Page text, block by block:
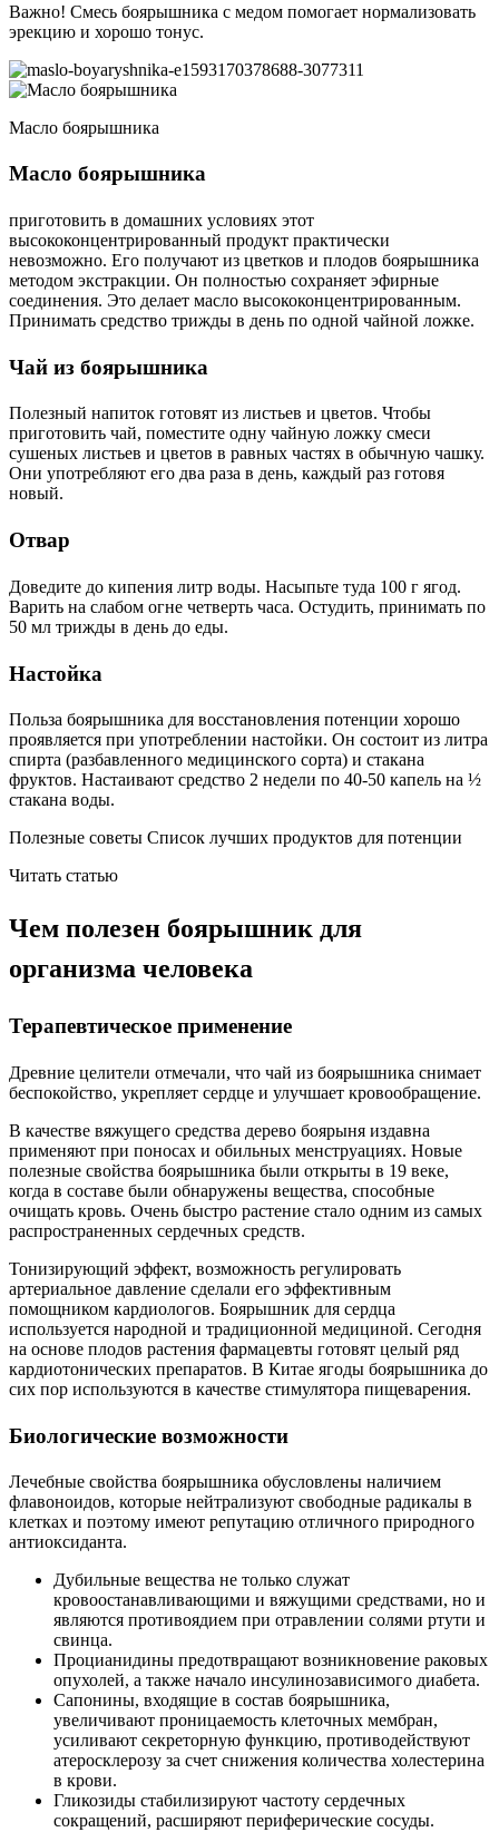
Важно! Смесь боярышника с медом помогает нормализовать
эрекцию и хорошо тонус.
Масло боярышника
Масло боярышника
приготовить в домашних условиях этот
высококонцентрированный продукт практически
невозможно. Его получают из цветков и плодов боярышника
методом экстракции. Он полностью сохраняет эфирные
соединения. Это делает масло высококонцентрированным.
Принимать средство трижды в день по одной чайной ложке.
Чай из боярышника
Полезный напиток готовят из листьев и цветов. Чтобы
приготовить чай, поместите одну чайную ложку смеси
сушеных листьев и цветов в равных частях в обычную чашку.
Они употребляют его два раза в день, каждый раз готовя
новый.
Отвар
Доведите до кипения литр воды. Насыпьте туда 100 г ягод.
Варить на слабом огне четверть часа. Остудить, принимать по
50 мл трижды в день до еды.
Настойка
Польза боярышника для восстановления потенции хорошо
проявляется при употреблении настойки. Он состоит из литра
спирта (разбавленного медицинского сорта) и стакана
фруктов. Настаивают средство 2 недели по 40-50 капель на ½
стакана воды.
Полезные советы Список лучших продуктов для потенции
Читать статью
Чем полезен боярышник для
организма человека
Терапевтическое применение
Древние целители отмечали, что чай из боярышника снимает
беспокойство, укрепляет сердце и улучшает кровообращение.
В качестве вяжущего средства дерево боярыня издавна
применяют при поносах и обильных менструациях. Новые
полезные свойства боярышника были открыты в 19 веке,
когда в составе были обнаружены вещества, способные
очищать кровь. Очень быстро растение стало одним из самых
распространенных сердечных средств.
Тонизирующий эффект, возможность регулировать
артериальное давление сделали его эффективным
помощником кардиологов. Боярышник для сердца
используется народной и традиционной медициной. Сегодня
на основе плодов растения фармацевты готовят целый ряд
кардиотонических препаратов. В Китае ягоды боярышника до
сих пор используются в качестве стимулятора пищеварения.
Биологические возможности
Лечебные свойства боярышника обусловлены наличием
флавоноидов, которые нейтрализуют свободные радикалы в
клетках и поэтому имеют репутацию отличного природного
антиоксиданта.
Дубильные вещества не только служат
кровоостанавливающими и вяжущими средствами, но и
являются противоядием при отравлении солями ртути и
свинца.
Процианидины предотвращают возникновение раковых
опухолей, а также начало инсулинозависимого диабета.
Сапонины, входящие в состав боярышника,
увеличивают проницаемость клеточных мембран,
усиливают секреторную функцию, противодействуют
атеросклерозу за счет снижения количества холестерина
в крови.
Гликозиды стабилизируют частоту сердечных
сокращений, расширяют периферические сосуды.